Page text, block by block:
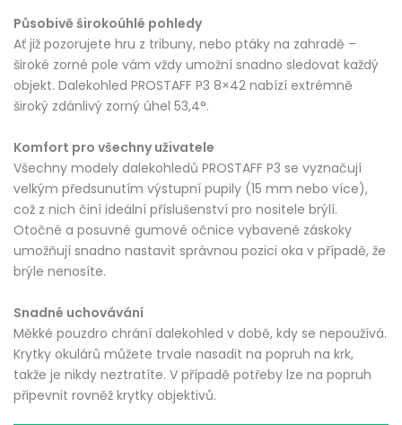
Působivě širokoúhlé pohledy
Ať již pozorujete hru z tribuny, nebo ptáky na zahradě –
široké zorné pole vám vždy umožní snadno sledovat každý
objekt. Dalekohled PROSTAFF P3 8×42 nabízí extrémně
široký zdánlivý zorný úhel 53,4°.
Komfort pro všechny uživatele
Všechny modely dalekohledů PROSTAFF P3 se vyznačují
velkým předsunutím výstupní pupily (15 mm nebo více),
což z nich činí ideální příslušenství pro nositele brýlí.
Otočné a posuvné gumové očnice vybavené záskoky
umožňují snadno nastavit správnou pozici oka v případě, že
brýle nenosíte.
Snadné uchovávání
Měkké pouzdro chrání dalekohled v době, kdy se nepoužívá.
Krytky okulárů můžete trvale nasadit na popruh na krk,
takže je nikdy neztratíte. V případě potřeby lze na popruh
připevnit rovněž krytky objektivů.